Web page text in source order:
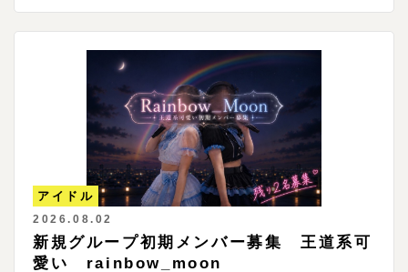
アイドル
2026.08.02
新規グループ初期メンバー募集 王道系可
愛い rainbow_moon